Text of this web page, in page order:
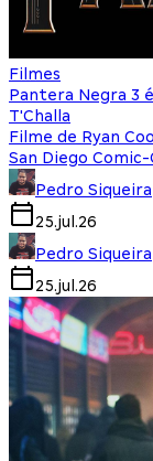
Filmes
Pantera Negra 3
T'Challa
Filme de Ryan
San Diego Comic-
Pedro Siqueira
25.jul.26
Pedro Siqueira
25.jul.26